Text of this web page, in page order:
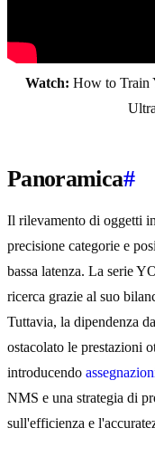
Watch: How to Train
Panoramica#
Il rilevamento di oggetti
precisione categorie e
bassa latenza. La serie
ricerca grazie al suo
Tuttavia, la dipendenza
ostacolato le prestazioni
introducendo
NMS e una strategia di
sull'efficienza e